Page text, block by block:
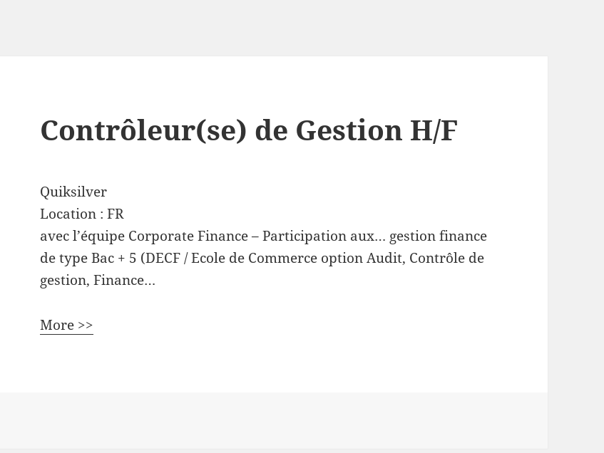
Contrôleur(se) de Gestion H/F
Quiksilver
Location :FR
avec l’équipe Corporate Finance – Participation aux… gestion finance
de type Bac + 5 (DECF / Ecole de Commerce option Audit, Contrôle de
gestion, Finance…
More >>